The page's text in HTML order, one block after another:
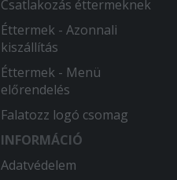
Csatlakozás éttermeknek
Éttermek - Azonnali
kiszállítás
Éttermek - Menü
előrendelés
Falatozz logó csomag
INFORMÁCIÓ
Adatvédelem